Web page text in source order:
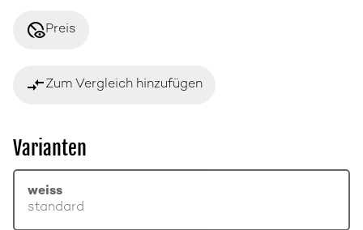
disabled_visiblePreis
compare_arrowsZum Vergleich hinzufügen
Varianten
weiss
standard